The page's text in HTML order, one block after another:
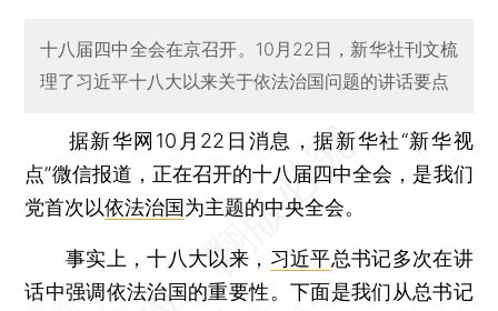
十八届四中全会在京召开。10月22日，新华社刊文梳
理了习近平十八大以来关于依法治国问题的讲话要点
据新华网10月22日消息，据新华社“新华视
点”微信报道，正在召开的十八届四中全会，是我们
党首次以依法治国为主题的中央全会。
事实上，十八大以来， 习近平总书记多次在讲
话中强调依法治国的重要性。下面是我们从总书记